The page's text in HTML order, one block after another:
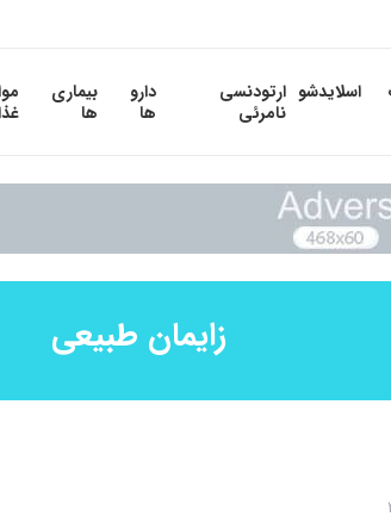
اسلایدشو ارتودنسی
نامرئی
دارو
ها
بیماری
ها
زایمان طبیعی